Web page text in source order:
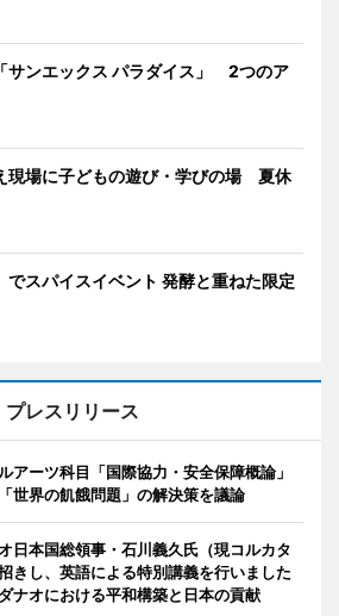
サンエックス パラダイス」 2つのア
現場に子どもの遊び・学びの場 夏休
でスパイスイベント 発酵と重ねた限定
プレスリリース
アーツ科目「国際協力・安全保障概論」
界の飢餓問題」の解決策を議論
日本国総領事・石川義久氏（現コルカタ
きし、英語による特別講義を行いました
ナオにおける平和構築と日本の貢献